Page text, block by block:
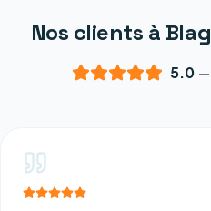
Nos clients à
5.0 —